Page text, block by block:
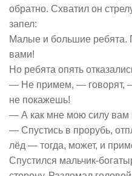
обратно. Схватил он
запел:
Малые и большие ребята.
вами!
Но ребята опять
— Не примем, — говорят,
не покажешь!
— А как мне мою силу вам
— Спустись в прорубь,
лёд — тогда, может, и
Спустился мальчик-